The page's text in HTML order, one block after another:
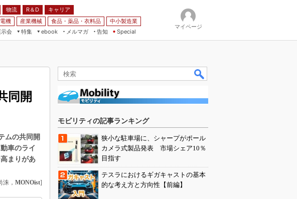
物流 R＆D
キャリア
電機 産業機械 食品・薬品・衣料品
中小製造業
示会
特集
ebook
メルマガ
告知 Special
マイページ
同開
ムの共同開
車のライ
まりがあ
洙， MONOist]
モビリティの記事ランキング
狭小な駐車場に、シャープがポール
カメラ式製品発表 市場シェア10％
目指す
テスラにおけるギガキャストの基本
的な考え方と方向性【前編】